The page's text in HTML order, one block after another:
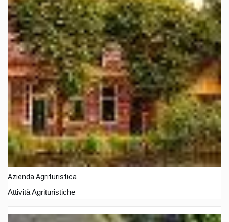
Azienda Agrituristica
Attività Agrituristiche